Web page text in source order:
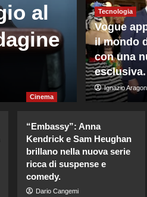
al
Giuseppe Recca
Tecnologia
Vogue
il mondo
con una
esclusiva.
Ignazio
Cinema
“Embassy”: Anna
Kendrick e Sam Heughan
brillano nella nuova serie
ricca di suspense e
comedy.
Dario Cangemi